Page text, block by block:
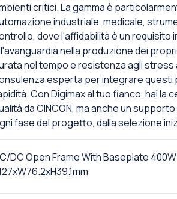
critici. La gamma è
industriale, medicale,
dove l'affidabilità è un requisito
nella produzione dei
nel tempo e resistenza agli
esperta per integrare
Con Digimax al tuo fianco, hai la
da CINCON, ma anche un
fase del progetto, dalla selezione
DC Open Frame With Baseplate